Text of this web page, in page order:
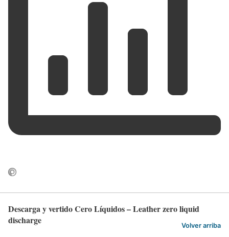
Descarga y vertido Cero Líquidos – Leather zero liquid
discharge
Volver arriba